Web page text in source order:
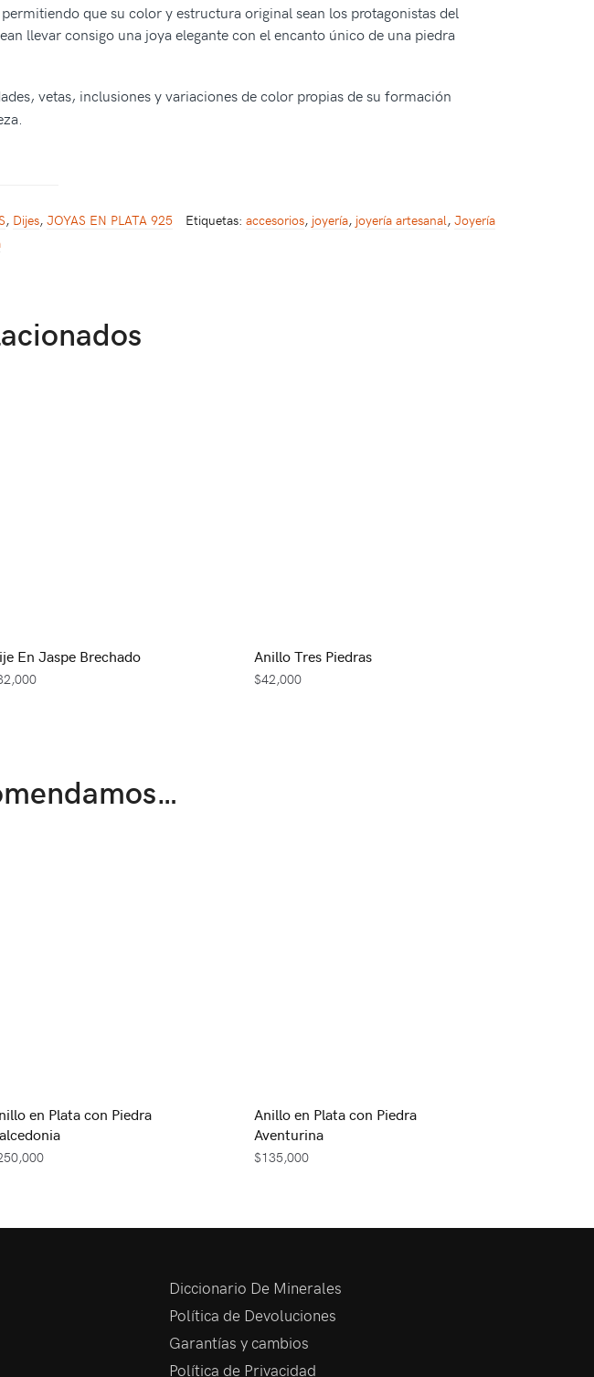
que su color y estructura original sean los protagonistas del
llevar consigo una joya elegante con el encanto único de una piedra
vetas, inclusiones y variaciones de color propias de su formación
, Dijes, JOYAS EN PLATA 925 Etiquetas: accesorios, joyería, joyería artesanal, Joyería
En Jaspe Brechado Anillo Tres Piedras
$42,000
en Plata con Piedra
Anillo en Plata con Piedra
Aventurina
$135,000
Diccionario De Minerales
Política de Devoluciones
Garantías y cambios
Política de Privacidad